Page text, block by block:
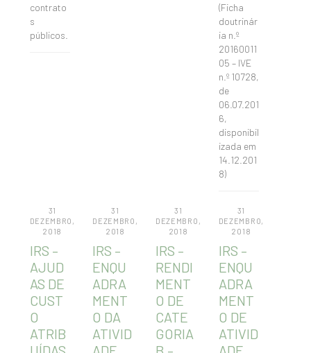
contrato
s
públicos.
(Ficha
doutrinár
ia n.º
20160011
05 – IVE
n.º 10728,
de
06.07.201
6,
disponibil
izada em
14.12.201
8)
31
DEZEMBRO,
2018
IRS –
AJUD
AS DE
CUST
O
ATRIB
31
DEZEMBRO,
2018
IRS –
ENQU
ADRA
MENT
O DA
ATIVID
31
DEZEMBRO,
2018
IRS –
RENDI
MENT
O DE
CATE
GORIA
31
DEZEMBRO,
2018
IRS –
ENQU
ADRA
MENT
O DE
ATIVID